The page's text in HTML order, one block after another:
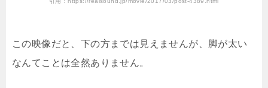
この映像だと、下の方までは見えませんが、脚が太い
なんてことは全然ありません。